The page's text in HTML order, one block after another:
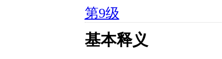
第9级
基本释义